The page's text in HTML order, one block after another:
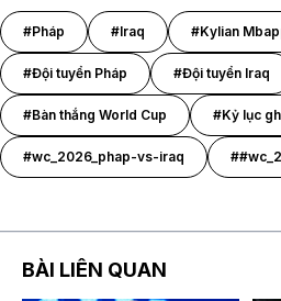
#Pháp #Iraq #Kylian
#Đội tuyển Pháp #Đội tuyển Iraq
#Bàn thắng World Cup #Kỷ lục
#wc_2026_phap-vs-iraq
BÀI LIÊN QUAN